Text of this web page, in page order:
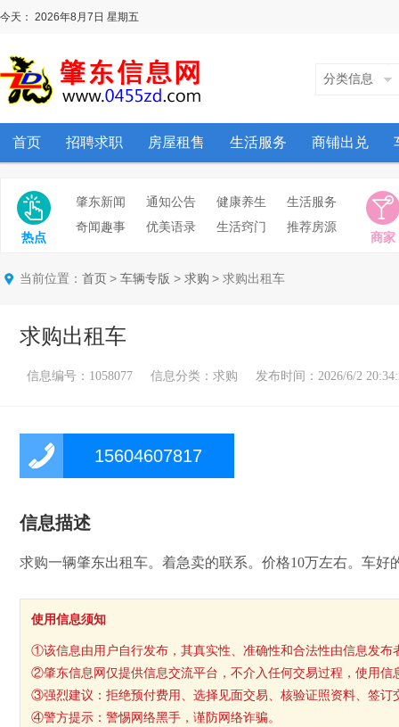
今天： 2026年8月7日 星期五
分类信息
首页 招聘求职 房屋租售 生活服务 商铺出兑
肇东新闻 通知公告 健康养生
生活服务
奇闻趣事
优美语录 生活窍门 推荐房源
热点 商家
当前位置： 首页 > 车辆专版 > 求购 > 求购出租车
求购出租车
信息编号：1058077 信息分类：求购 发布时间：2026/6/2
15604607817
信息描述
求购一辆肇东出租车。着急卖的联系。价格10万左右。车好
使用信息须知
①该信息由用户自行发布，其真实性、准确性和合法性由信息发布
②肇东信息网仅提供信息交流平台，不介入任何交易过程，使用信
③强烈建议：拒绝预付费用、选择见面交易、核验证照资料、签订
④警方提示：警惕网络黑手，谨防网络诈骗。